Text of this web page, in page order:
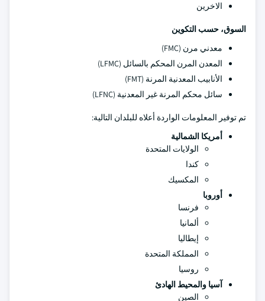
الاخرين
السوق، حسب التكوين
معدني مرن (FMC)
المعدن المرن المحكم بالسائل (LFMC)
الأنابيب المعدنية المرنة (FMT)
سائل محكم المرنة غير المعدنية (LFNC)
تم توفير المعلومات الواردة أعلاه للبلدان التالية:
أمريكا الشمالية
الولايات المتحدة
كندا
المكسيك
أوروبا
فرنسا
ألمانيا
إيطاليا
المملكة المتحدة
روسيا
آسيا والمحيط الهادئ
الصين